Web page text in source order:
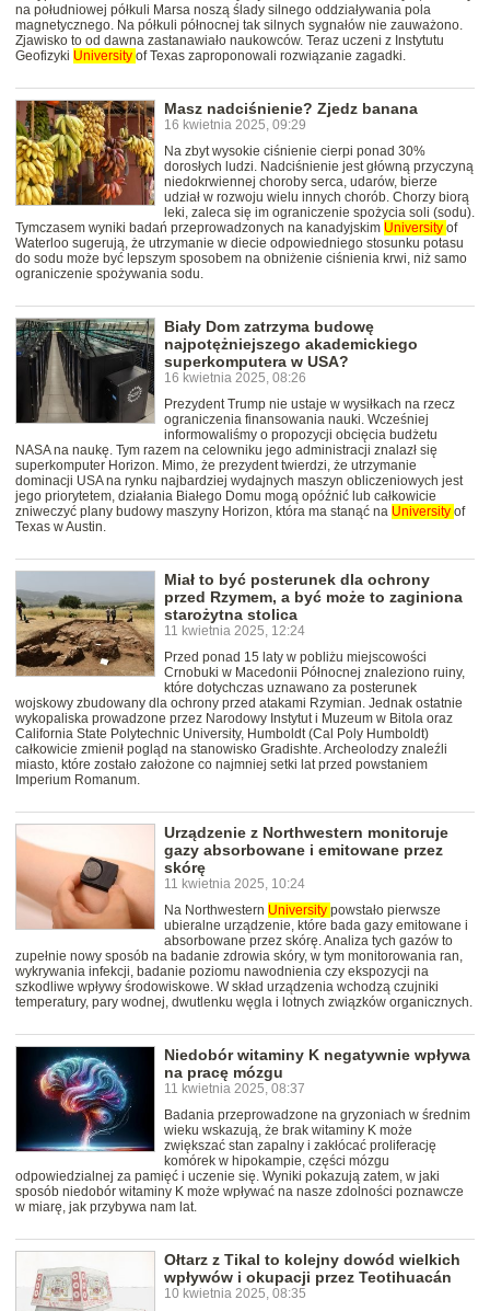
na południowej półkuli Marsa noszą ślady silnego oddziaływania pola
magnetycznego. Na półkuli północnej tak silnych sygnałów nie zauważono.
Zjawisko to od dawna zastanawiało naukowców. Teraz uczeni z Instytutu
Geofizyki University of Texas zaproponowali rozwiązanie zagadki.
Masz nadciśnienie? Zjedz banana
16 kwietnia 2025, 09:29
Na zbyt wysokie ciśnienie cierpi ponad 30%
dorosłych ludzi. Nadciśnienie jest główną przyczyną
niedokrwiennej choroby serca, udarów, bierze
udział w rozwoju wielu innych chorób. Chorzy biorą
leki, zaleca się im ograniczenie spożycia soli (sodu).
Tymczasem wyniki badań przeprowadzonych na kanadyjskim University of
Waterloo sugerują, że utrzymanie w diecie odpowiedniego stosunku potasu
do sodu może być lepszym sposobem na obniżenie ciśnienia krwi, niż samo
ograniczenie spożywania sodu.
Biały Dom zatrzyma budowę
najpotężniejszego akademickiego
superkomputera w USA?
16 kwietnia 2025, 08:26
Prezydent Trump nie ustaje w wysiłkach na rzecz
ograniczenia finansowania nauki. Wcześniej
informowaliśmy o propozycji obcięcia budżetu
NASA na naukę. Tym razem na celowniku jego administracji znalazł się
superkomputer Horizon. Mimo, że prezydent twierdzi, że utrzymanie
dominacji USA na rynku najbardziej wydajnych maszyn obliczeniowych jest
jego priorytetem, działania Białego Domu mogą opóźnić lub całkowicie
zniweczyć plany budowy maszyny Horizon, która ma stanąć na University of
Texas w Austin.
Miał to być posterunek dla ochrony
przed Rzymem, a być może to zaginiona
starożytna stolica
11 kwietnia 2025, 12:24
Przed ponad 15 laty w pobliżu miejscowości
Crnobuki w Macedonii Północnej znaleziono ruiny,
które dotychczas uznawano za posterunek
wojskowy zbudowany dla ochrony przed atakami Rzymian. Jednak ostatnie
wykopaliska prowadzone przez Narodowy Instytut i Muzeum w Bitola oraz
California State Polytechnic University, Humboldt (Cal Poly Humboldt)
całkowicie zmienił pogląd na stanowisko Gradishte. Archeolodzy znaleźli
miasto, które zostało założone co najmniej setki lat przed powstaniem
Imperium Romanum.
Urządzenie z Northwestern monitoruje
gazy absorbowane i emitowane przez
skórę
11 kwietnia 2025, 10:24
Na Northwestern University powstało pierwsze
ubieralne urządzenie, które bada gazy emitowane i
absorbowane przez skórę. Analiza tych gazów to
zupełnie nowy sposób na badanie zdrowia skóry, w tym monitorowania ran,
wykrywania infekcji, badanie poziomu nawodnienia czy ekspozycji na
szkodliwe wpływy środowiskowe. W skład urządzenia wchodzą czujniki
temperatury, pary wodnej, dwutlenku węgla i lotnych związków organicznych.
Niedobór witaminy K negatywnie wpływa
na pracę mózgu
11 kwietnia 2025, 08:37
Badania przeprowadzone na gryzoniach w średnim
wieku wskazują, że brak witaminy K może
zwiększać stan zapalny i zakłócać proliferację
komórek w hipokampie, części mózgu
odpowiedzialnej za pamięć i uczenie się. Wyniki pokazują zatem, w jaki
sposób niedobór witaminy K może wpływać na nasze zdolności poznawcze
w miarę, jak przybywa nam lat.
Ołtarz z Tikal to kolejny dowód wielkich
wpływów i okupacji przez Teotihuacán
10 kwietnia 2025, 08:35